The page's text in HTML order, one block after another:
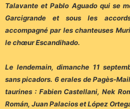
Talavante et Pablo Aguado qui se
Garcigrande et sous les
accompagné par les chanteuses
le chœur Escandihado.
Le lendemain, dimanche 11
sans picadors. 6 erales de Pagès-
taurines : Fabien Castellani, Nek
Román, Juan Palacios et López